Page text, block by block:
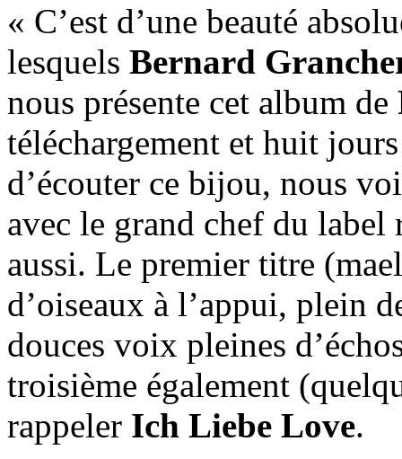
« C’est d’une beauté
lesquels Bernard
nous présente cet album de
téléchargement et huit
d’écouter ce bijou, nous
avec le grand chef du label
aussi. Le premier titre
d’oiseaux à l’appui, plein
douces voix pleines
troisième également
rappeler Ich Liebe Love.